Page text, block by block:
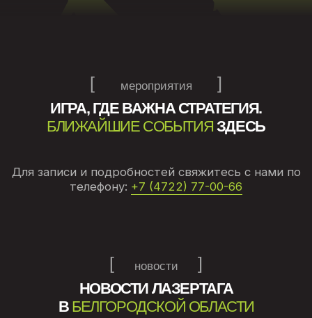
БЕЛГОРОДСКОЙ ОБЛАСТИ